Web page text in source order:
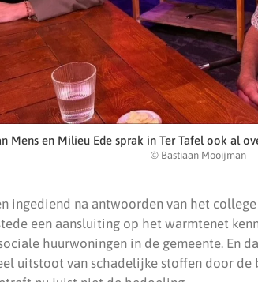
Mens en Milieu Ede sprak in Ter Tafel ook al
© Bastiaan Mooijman
ingediend na antwoorden van het
een aansluiting op het warmtenet
huurwoningen in de gemeente. En
uitstoot van schadelijke stoffen door de